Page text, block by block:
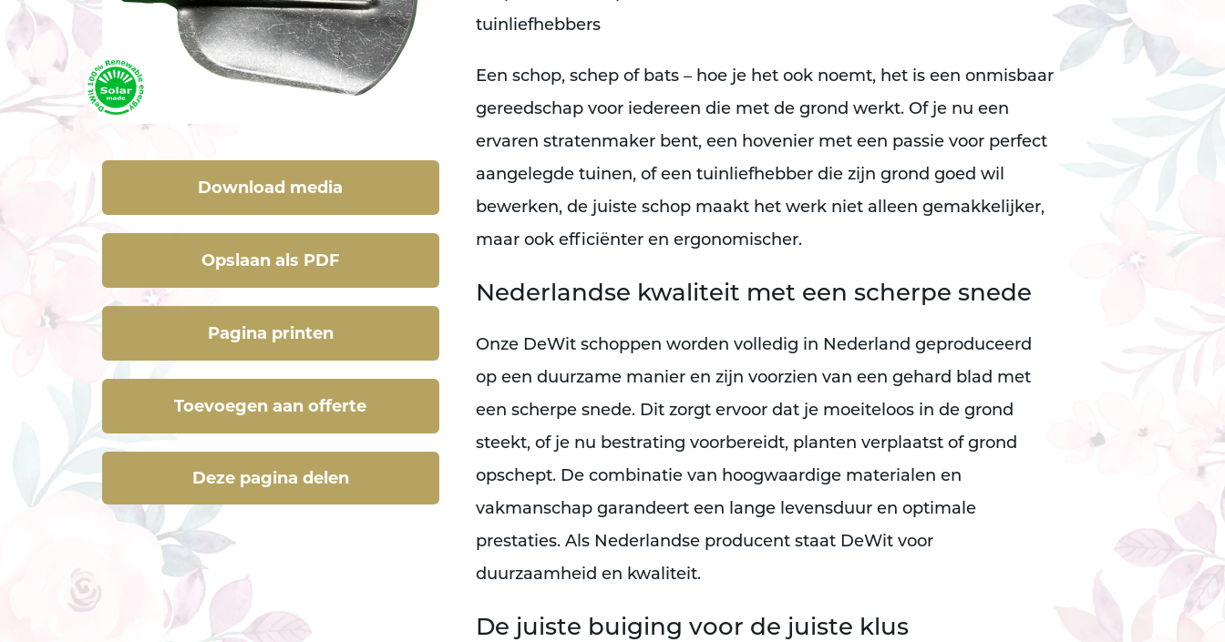
Download media
Opslaan als PDF
Pagina printen
Toevoegen aan offerte
Deze pagina delen
Deze pagina delen
tuinliefhebbers
Een schop, schep of bats – hoe je het ook noemt, het is een onmisbaar
gereedschap voor iedereen die met de grond werkt. Of je nu een
ervaren stratenmaker bent, een hovenier met een passie voor perfect
aangelegde tuinen, of een tuinliefhebber die zijn grond goed wil
bewerken, de juiste schop maakt het werk niet alleen gemakkelijker,
maar ook efficiënter en ergonomischer.
Nederlandse kwaliteit met een scherpe snede
Onze DeWit schoppen worden volledig in Nederland geproduceerd
op een duurzame manier en zijn voorzien van een gehard blad met
een scherpe snede. Dit zorgt ervoor dat je moeiteloos in de grond
steekt, of je nu bestrating voorbereidt, planten verplaatst of grond
opschept. De combinatie van hoogwaardige materialen en
vakmanschap garandeert een lange levensduur en optimale
prestaties. Als Nederlandse producent staat DeWit voor
duurzaamheid en kwaliteit.
De juiste buiging voor de juiste klus